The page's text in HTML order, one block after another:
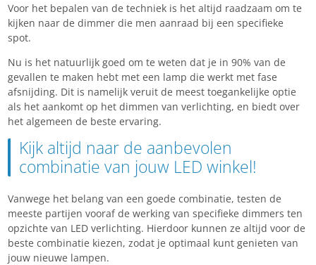
Voor het bepalen van de techniek is het altijd raadzaam om te
kijken naar de dimmer die men aanraad bij een specifieke
spot.
Nu is het natuurlijk goed om te weten dat je in 90% van de
gevallen te maken hebt met een lamp die werkt met fase
afsnijding. Dit is namelijk veruit de meest toegankelijke optie
als het aankomt op het dimmen van verlichting, en biedt over
het algemeen de beste ervaring.
Kijk altijd naar de aanbevolen
combinatie van jouw LED winkel!
Vanwege het belang van een goede combinatie, testen de
meeste partijen vooraf de werking van specifieke dimmers ten
opzichte van LED verlichting. Hierdoor kunnen ze altijd voor de
beste combinatie kiezen, zodat je optimaal kunt genieten van
jouw nieuwe lampen.